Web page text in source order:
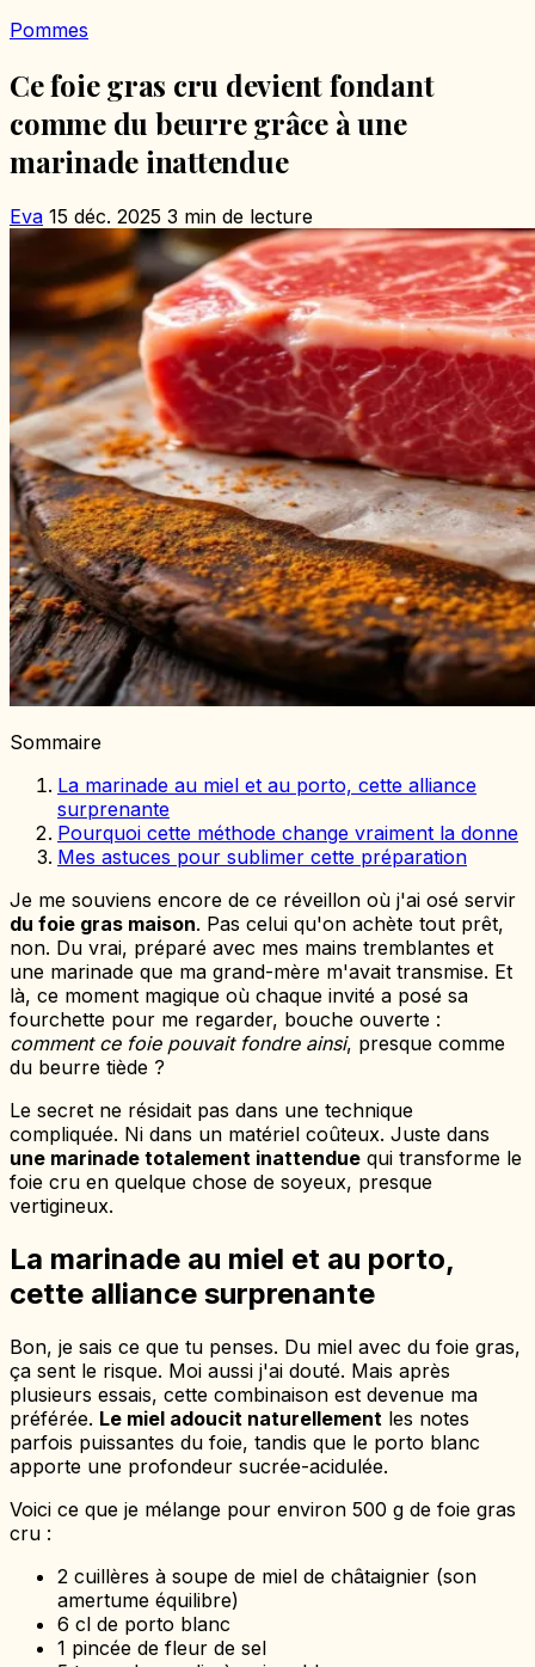
Pommes
Ce foie gras cru devient fondant
comme du beurre grâce à une
marinade inattendue
Eva 15 déc. 2025 3 min de lecture
Sommaire
La marinade au miel et au porto, cette alliance
surprenante
Pourquoi cette méthode change vraiment la donne
Mes astuces pour sublimer cette préparation
Je me souviens encore de ce réveillon où j'ai osé servir
du foie gras maison. Pas celui qu'on achète tout prêt,
non. Du vrai, préparé avec mes mains tremblantes et
une marinade que ma grand-mère m'avait transmise. Et
là, ce moment magique où chaque invité a posé sa
fourchette pour me regarder, bouche ouverte :
comment ce foie pouvait fondre ainsi, presque comme
du beurre tiède ?
Le secret ne résidait pas dans une technique
compliquée. Ni dans un matériel coûteux. Juste dans
une marinade totalement inattendue qui transforme le
foie cru en quelque chose de soyeux, presque
vertigineux.
La marinade au miel et au porto,
cette alliance surprenante
Bon, je sais ce que tu penses. Du miel avec du foie gras,
ça sent le risque. Moi aussi j'ai douté. Mais après
plusieurs essais, cette combinaison est devenue ma
préférée. Le miel adoucit naturellement les notes
parfois puissantes du foie, tandis que le porto blanc
apporte une profondeur sucrée-acidulée.
Voici ce que je mélange pour environ 500 g de foie gras
cru :
2 cuillères à soupe de miel de châtaignier (son
amertume équilibre)
6 cl de porto blanc
1 pincée de fleur de sel